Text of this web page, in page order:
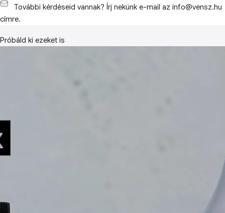
További kérdéseid vannak? Írj nekünk e-mail az info@vensz.hu
címre.
Próbáld ki ezeket is